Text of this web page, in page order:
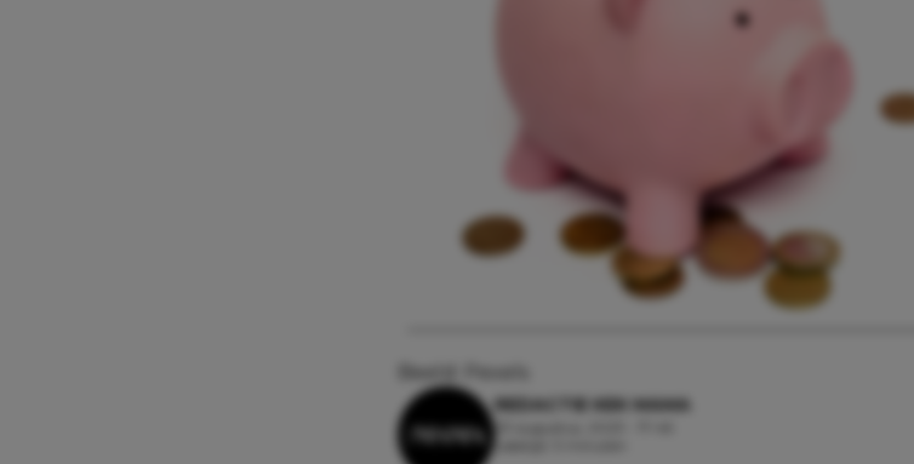
REDACTIE KEK MAMA